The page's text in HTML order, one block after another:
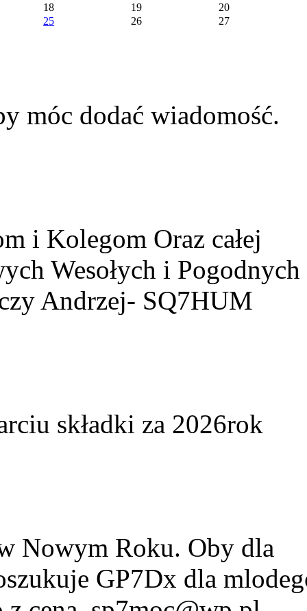
18
19
20
25
26 27
móc dodać wiadomość.
i Kolegom Oraz całej
Wesołych i Pogodnych
Andrzej- SQ7HUM
składki za 2026rok
Nowym Roku. Oby dla
GP7Dx dla